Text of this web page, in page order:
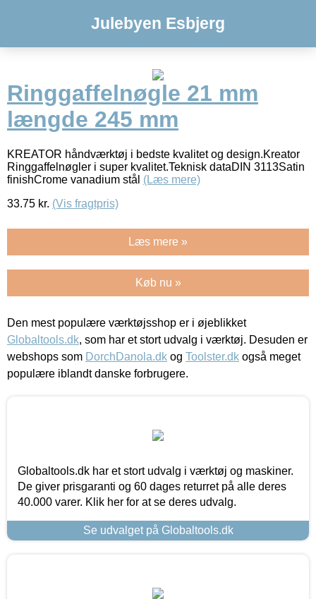
Julebyen Esbjerg
Ringgaffelnøgle 21 mm
længde 245 mm
KREATOR håndværktøj i bedste kvalitet og design.Kreator
Ringgaffelnøgler i super kvalitet.Teknisk dataDIN 3113Satin
finishCrome vanadium stål (Læs mere)
33.75 kr. (Vis fragtpris)
Læs mere »
Køb nu »
Den mest populære værktøjsshop er i øjeblikket
Globaltools.dk, som har et stort udvalg i værktøj. Desuden er
webshops som DorchDanola.dk og Toolster.dk også meget
populære iblandt danske forbrugere.
Globaltools.dk har et stort udvalg i værktøj og maskiner.
De giver prisgaranti og 60 dages returret på alle deres
40.000 varer. Klik her for at se deres udvalg.
Se udvalget på Globaltools.dk